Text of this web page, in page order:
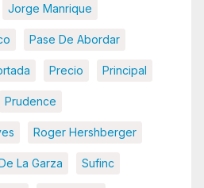
Jorge Manrique
Pase De Abordar
Precio Principal
Prudence
Roger Hershberger
La Garza Sufinc